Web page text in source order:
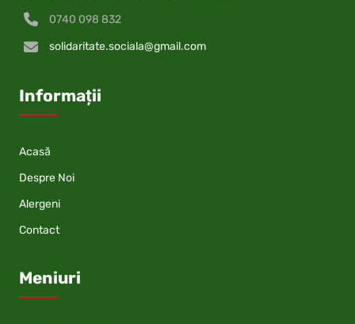
0740 098 832
solidaritate.sociala@gmail.com
Informații
Acasă
Despre Noi
Alergeni
Contact
Meniuri